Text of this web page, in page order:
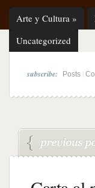
Arte y Cultura »
Uncategorized
subscribe: Posts